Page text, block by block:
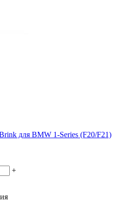
для BMW 1-Series (F20/F21)
+